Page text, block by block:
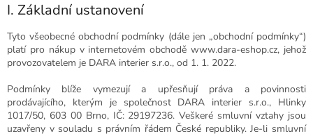
I. Základní ustanovení
Tyto všeobecné obchodní podmínky (dále jen „obchodní podmínky“)
platí pro nákup v internetovém obchodě www.dara-eshop.cz, jehož
provozovatelem je DARA interier s.r.o., od 1. 1. 2022.
Podmínky blíže vymezují a upřesňují práva a povinnosti
prodávajícího, kterým je společnost DARA interier s.r.o., Hlinky
1017/50, 603 00 Brno, IČ: 29197236. Veškeré smluvní vztahy jsou
uzavřeny v souladu s právním řádem České republiky. Je-li smluvní